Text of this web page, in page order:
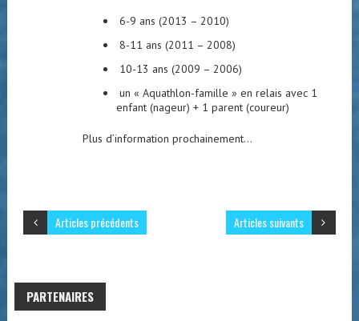
6-9 ans (2013 – 2010)
8-11 ans (2011 – 2008)
10-13 ans (2009 – 2006)
un « Aquathlon-famille » en relais avec 1
enfant (nageur) + 1 parent (coureur)
Plus d’information prochainement…
Articles suivants
Articles précédents
PARTENAIRES